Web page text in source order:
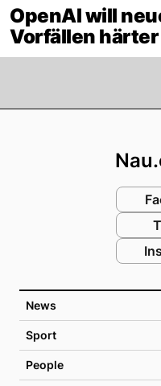
OpenAI will
Vorfällen
News
Sport
People